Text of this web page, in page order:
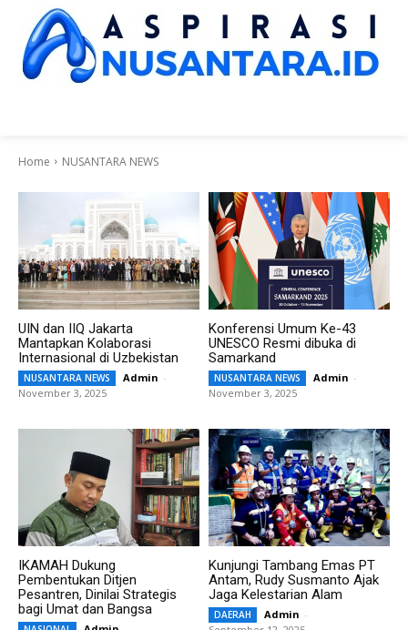
Home NUSANTARA NEWS
UIN dan IIQ Jakarta
Mantapkan Kolaborasi
Internasional di Uzbekistan
NUSANTARA NEWS Admin -
November 3, 2025
Konferensi Umum Ke-43
UNESCO Resmi dibuka di
Samarkand
NUSANTARA NEWS Admin -
November 3, 2025
IKAMAH Dukung
Pembentukan Ditjen
Pesantren, Dinilai Strategis
bagi Umat dan Bangsa
Kunjungi Tambang Emas PT
Antam, Rudy Susmanto Ajak
Jaga Kelestarian Alam
DAERAH Admin -